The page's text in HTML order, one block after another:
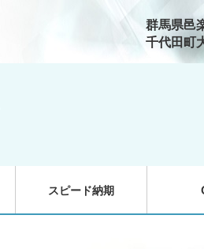
群馬県邑
千代田町
スピード納期